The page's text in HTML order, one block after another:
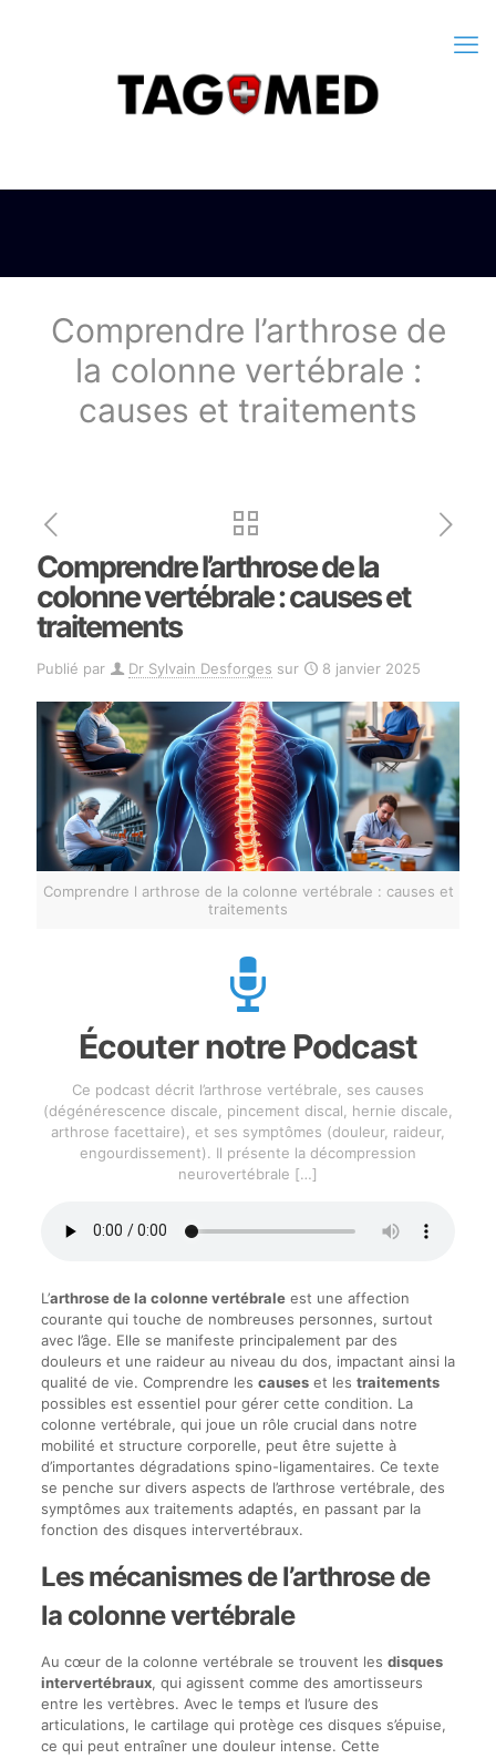
Comprendre l’arthrose de
la colonne vertébrale :
causes et traitements
Comprendre l’arthrose de la
colonne vertébrale : causes et
traitements
Publié par Dr Sylvain Desforges sur 8 janvier 2025
Comprendre l arthrose de la colonne vertébrale : causes et
traitements
Écouter notre Podcast
Ce podcast décrit l’arthrose vertébrale, ses causes
(dégénérescence discale, pincement discal, hernie discale,
arthrose facettaire), et ses symptômes (douleur, raideur,
engourdissement). Il présente la décompression
neurovertébrale […]
L’arthrose de la colonne vertébraleest une affection
courante qui touche de nombreuses personnes, surtout
avec l’âge. Elle se manifeste principalement par des
douleurs et une raideur au niveau du dos, impactant ainsi la
qualité de vie. Comprendre les causeset les traitements
possibles est essentiel pour gérer cette condition. La
colonne vertébrale, qui joue un rôle crucial dans notre
mobilité et structure corporelle, peut être sujette à
d’importantes dégradations spino-ligamentaires. Ce texte
se penche sur divers aspects de l’arthrose vertébrale, des
symptômes aux traitements adaptés, en passant par la
fonction des disques intervertébraux.
Les mécanismes de l’arthrose de
la colonne vertébrale
Au cœur de la colonne vertébrale se trouvent les disques
intervertébraux, qui agissent comme des amortisseurs
entre les vertèbres. Avec le temps et l’usure des
articulations, le cartilage qui protège ces disques s’épuise,
ce qui peut entraîner une douleur intense. Cette